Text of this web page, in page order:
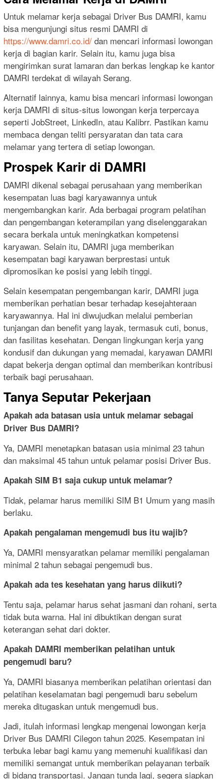
Untuk melamar kerja sebagai Driver Bus DAMRI, kamu
bisa mengunjungi situs resmi DAMRI di
https://www.damri.co.id/ dan mencari informasi lowongan
kerja di bagian karir. Selain itu, kamu juga bisa
mengirimkan surat lamaran dan berkas lengkap ke kantor
DAMRI terdekat di wilayah Serang.
Alternatif lainnya, kamu bisa mencari informasi lowongan
kerja DAMRI di situs-situs lowongan kerja terpercaya
seperti JobStreet, LinkedIn, atau Kalibrr. Pastikan kamu
membaca dengan teliti persyaratan dan tata cara
melamar yang tertera di setiap lowongan.
Prospek Karir di DAMRI
DAMRI dikenal sebagai perusahaan yang memberikan
kesempatan luas bagi karyawannya untuk
mengembangkan karir. Ada berbagai program pelatihan
dan pengembangan keterampilan yang diselenggarakan
secara berkala untuk meningkatkan kompetensi
karyawan. Selain itu, DAMRI juga memberikan
kesempatan bagi karyawan berprestasi untuk
dipromosikan ke posisi yang lebih tinggi.
Selain kesempatan pengembangan karir, DAMRI juga
memberikan perhatian besar terhadap kesejahteraan
karyawannya. Hal ini diwujudkan melalui pemberian
tunjangan dan benefit yang layak, termasuk cuti, bonus,
dan fasilitas kesehatan. Dengan lingkungan kerja yang
kondusif dan dukungan yang memadai, karyawan DAMRI
dapat bekerja dengan optimal dan memberikan kontribusi
terbaik bagi perusahaan.
Tanya Seputar Pekerjaan
Apakah ada batasan usia untuk melamar sebagai
Driver Bus DAMRI?
Ya, DAMRI menetapkan batasan usia minimal 23 tahun
dan maksimal 45 tahun untuk pelamar posisi Driver Bus.
Apakah SIM B1 saja cukup untuk melamar?
Tidak, pelamar harus memiliki SIM B1 Umum yang masih
berlaku.
Apakah pengalaman mengemudi bus itu wajib?
Ya, DAMRI mensyaratkan pelamar memiliki pengalaman
minimal 2 tahun sebagai pengemudi bus.
Apakah ada tes kesehatan yang harus diikuti?
Tentu saja, pelamar harus sehat jasmani dan rohani, serta
tidak buta warna. Hal ini dibuktikan dengan surat
keterangan sehat dari dokter.
Apakah DAMRI memberikan pelatihan untuk
pengemudi baru?
Ya, DAMRI biasanya memberikan pelatihan orientasi dan
pelatihan keselamatan bagi pengemudi baru sebelum
mereka ditugaskan untuk mengemudi bus.
Jadi, itulah informasi lengkap mengenai lowongan kerja
Driver Bus DAMRI Cilegon tahun 2025. Kesempatan ini
terbuka lebar bagi kamu yang memenuhi kualifikasi dan
memiliki semangat untuk memberikan pelayanan terbaik
di bidang transportasi. Jangan tunda lagi, segera siapkan